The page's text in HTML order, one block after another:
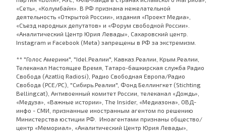
«Сеть», «Колумбайн». В РФ признана нежелательной
деятельность «Открытой России», издания «Проект Медиа»,
«Съезд народных депутатов» и «Форум свободной России».
«Аналитический Центр Юрия Левады», Сахаровский центр.
Instagram и Facebook (Metа) запрещены в РФ за экстремизм.
** "Голос Америки", "Idel.Реалии", Кавказ.Реалии, Крым.Реалии,
Телеканал Настоящее Время, Татаро-башкирская служба Радио
Свобода (Azatliq Radiosi), Радио Свободная Европа/Радио
Свобода (PCE/PC), "Сибирь.Реалии", Фонд Беллингкет (Stichting
Bellingcat), Антивоенный комитет России, телеканал «Дождь»,
«Медуза», «Важные истории», The Insider, «Медиазона», ОВД-
инфо - СМИ, признанные иностранным агентом по решению
Министерства юстиции РФ. Иноагентами признаны общество/
центр «Мемориал», «Аналитический Центр Юрия Левады»,